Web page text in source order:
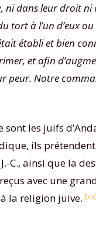
ni dans leur droit
tort à l’un d’eux
établi et bien
et afin
peur. Notre
les juifs
ils
C., ainsi que la
avec une
la religion juive. [xix]